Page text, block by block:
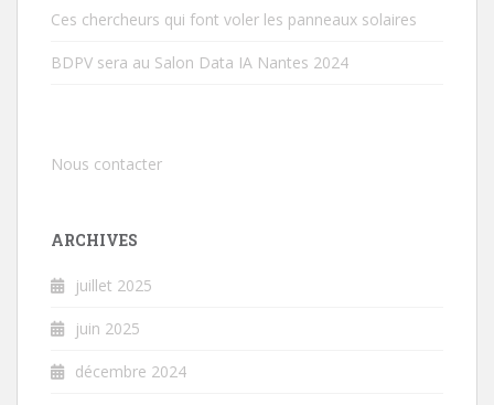
Ces chercheurs qui font voler les panneaux solaires
BDPV sera au Salon Data IA Nantes 2024
Nous contacter
ARCHIVES
juillet 2025
juin 2025
décembre 2024